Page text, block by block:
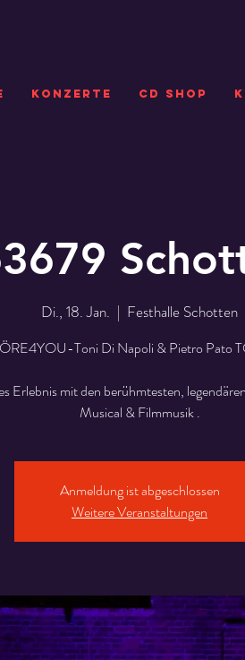
KONZERTE CD SHOP
Di., 18. Jan.
  |
Festhalle Schotten
Toni Di Napoli & Pietro Pato
Erlebnis mit den berühmtesten,
Musical & Filmmusik .
Anmeldung ist abgeschlossen
Weitere Veranstaltungen